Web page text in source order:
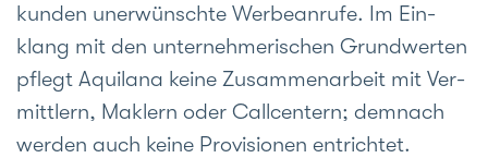
kunden unerwünschte Werbe­anrufe. Im Ein­
klang mit den unter­nehme­rischen Grund­werten
pflegt Aquilana keine Zusammen­arbeit mit Ver­
mittlern, Maklern oder Call­centern; demnach
werden auch keine Pro­visionen entrichtet.